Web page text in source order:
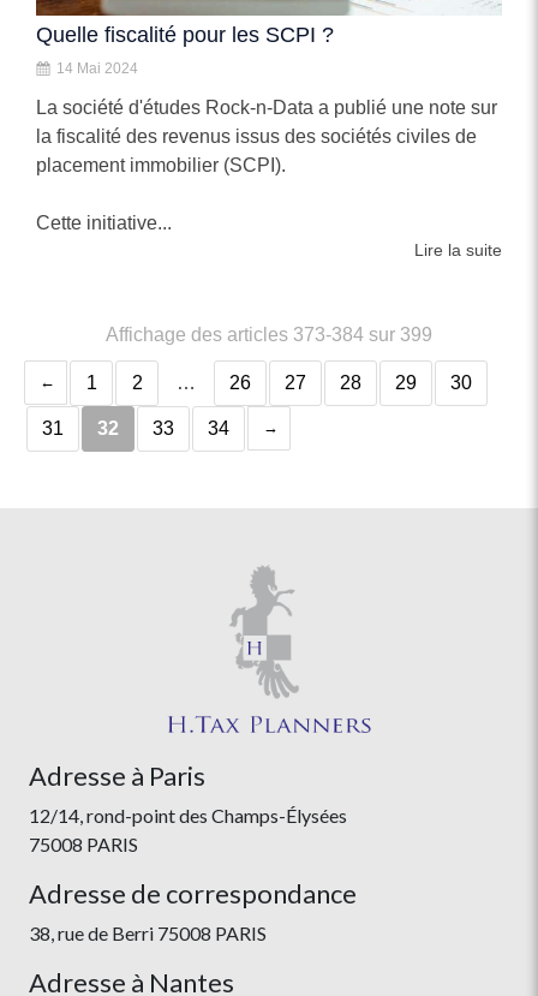
Quelle fiscalité pour les SCPI ?
14 Mai 2024
La société d'études Rock-n-Data a publié une note sur
la fiscalité des revenus issus des sociétés civiles de
placement immobilier (SCPI).
Cette initiative...
Lire la suite
Affichage des articles 373-384 sur 399
1 2 … 26 27 28 29 30
31 32 33 34
Adresse à Paris
12/14, rond-point des Champs-Élysées
75008 PARIS
Adresse de correspondance
38, rue de Berri 75008 PARIS
Adresse à Nantes